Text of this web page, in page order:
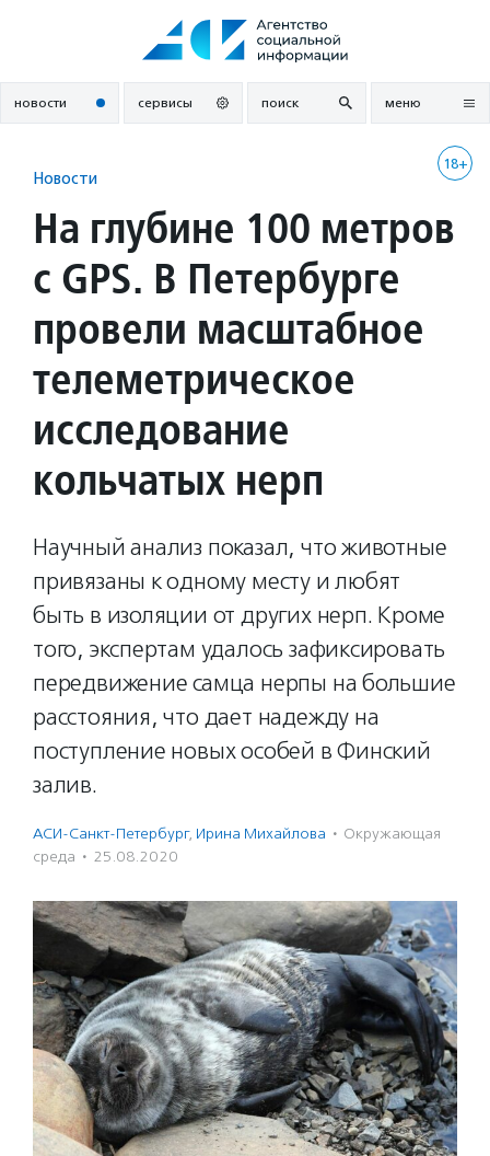
новости сервисы поиск меню
18+
Новости
На глубине 100 метров
с GPS. В Петербурге
провели масштабное
телеметрическое
исследование
кольчатых нерп
Научный анализ показал, что животные
привязаны к одному месту и любят
быть в изоляции от других нерп. Кроме
того, экспертам удалось зафиксировать
передвижение самца нерпы на большие
расстояния, что дает надежду на
поступление новых особей в Финский
залив.
АСИ-Санкт-Петербург, Ирина Михайлова · Окружающая
среда · 25.08.2020